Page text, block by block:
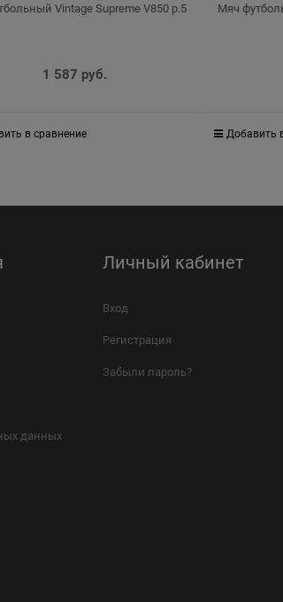
Vintage Supreme V850 р.5
1 587 руб.
в сравнение
Мяч
Добавить
данных
Личный кабинет
Вход
Регистрация
Забыли пароль?